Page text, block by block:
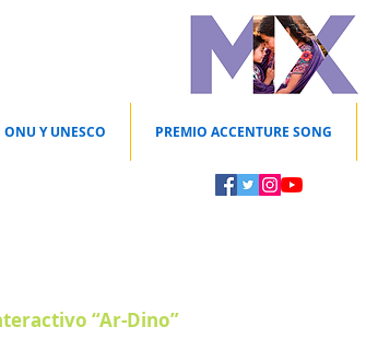
ONU Y UNESCO PREMIO ACCENTURE SONG
“Ar-Dino”